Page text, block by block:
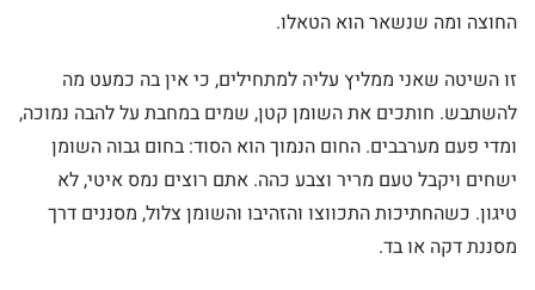
החוצה ומה שנשאר הוא הטאלו.
זו השיטה שאני ממליץ עליה למתחילים, כי אין בה כמעט מה
להשתבש. חותכים את השומן קטן, שמים במחבת על להבה נמוכה,
ומדי פעם מערבבים. החום הנמוך הוא הסוד: בחום גבוה השומן
ישחים ויקבל טעם מריר וצבע כהה. אתם רוצים נמס איטי, לא
טיגון. כשהחתיכות התכווצו והזהיבו והשומן צלול, מסננים דרך
מסננת דקה או בד.